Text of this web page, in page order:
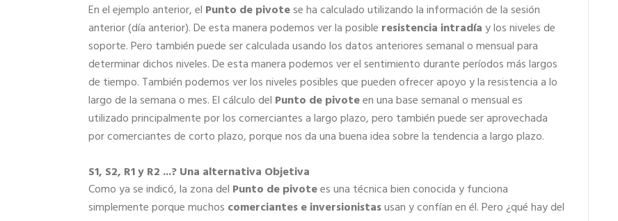
En el ejemplo anterior, el Punto de pivotese ha calculado utilizando la información de la sesión
anterior (día anterior). De esta manera podemos ver la posible resistencia intradíay los niveles de
soporte. Pero también puede ser calculada usando los datos anteriores semanal o mensual para
determinar dichos niveles. De esta manera podemos ver el sentimiento durante períodos más largos
de tiempo. También podemos ver los niveles posibles que pueden ofrecer apoyo y la resistencia a lo
largo de la semana o mes. El cálculo del Punto de pivoteen una base semanal o mensual es
utilizado principalmente por los comerciantes a largo plazo, pero también puede ser aprovechada
por comerciantes de corto plazo, porque nos da una buena idea sobre la tendencia a largo plazo.
S1, S2, R1 y R2 ...? Una alternativa Objetiva
Como ya se indicó, la zona del Punto de pivotees una técnica bien conocida y funciona
simplemente porque muchos comerciantes e inversionistasusan y confían en él. Pero ¿qué hay del